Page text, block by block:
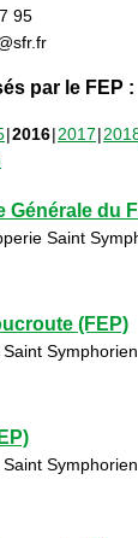
95
par le FEP :
2016 2017
Générale du
Saint
(FEP)
Symphorien
Symphorien